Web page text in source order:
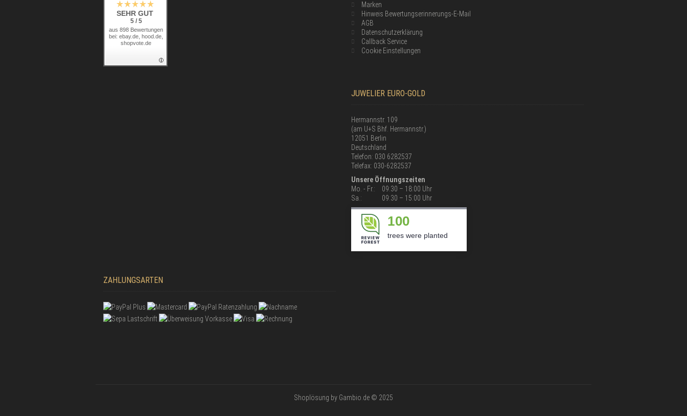
SEHR GUT
5 / 5
aus 898 Bewertungen
bei: ebay.de, hood.de,
shopvote.de
Marken
Hinweis Bewertungserinnerungs-E-Mail
AGB
Datenschutzerklärung
Callback Service
Cookie Einstellungen
JUWELIER EURO-GOLD
Hermannstr. 109
(am U+S Bhf. Hermannstr.)
12051 Berlin
Deutschland
Telefon: 030 6282537
Telefax: 030-6282537
Unsere Öffnungszeiten
Mo. - Fr.:
09:30 – 18:00 Uhr
Sa.:
09:30 – 15:00 Uhr
100
trees were planted
ZAHLUNGSARTEN
Shoplösung by Gambio.de © 2025